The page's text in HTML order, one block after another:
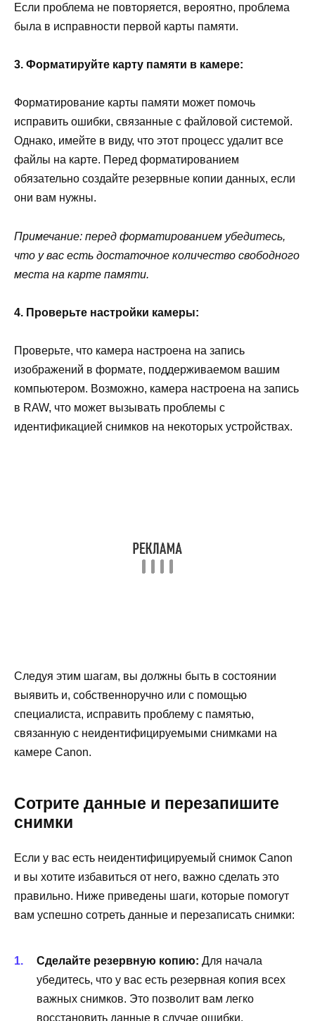
Если проблема не повторяется, вероятно, проблема
была в исправности первой карты памяти.
3. Форматируйте карту памяти в камере:
Форматирование карты памяти может помочь
исправить ошибки, связанные с файловой системой.
Однако, имейте в виду, что этот процесс удалит все
файлы на карте. Перед форматированием
обязательно создайте резервные копии данных, если
они вам нужны.
Примечание: перед форматированием убедитесь,
что у вас есть достаточное количество свободного
места на карте памяти.
4. Проверьте настройки камеры:
Проверьте, что камера настроена на запись
изображений в формате, поддерживаемом вашим
компьютером. Возможно, камера настроена на запись
в RAW, что может вызывать проблемы с
идентификацией снимков на некоторых устройствах.
Следуя этим шагам, вы должны быть в состоянии
выявить и, собственноручно или с помощью
специалиста, исправить проблему с памятью,
связанную с неидентифицируемыми снимками на
камере Canon.
Сотрите данные и перезапишите
снимки
Если у вас есть неидентифицируемый снимок Canon
и вы хотите избавиться от него, важно сделать это
правильно. Ниже приведены шаги, которые помогут
вам успешно сотреть данные и перезаписать снимки:
Сделайте резервную копию: Для начала
убедитесь, что у вас есть резервная копия всех
важных снимков. Это позволит вам легко
восстановить данные в случае ошибки.